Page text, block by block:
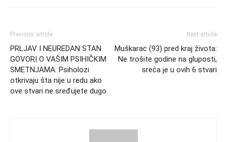
Previous article
PRLJAV I NEUREDAN STAN
GOVORI O VAŠIM PSIHIČKIM
SMETNJAMA: Psiholozi
otkrivaju šta nije u redu ako
ove stvari ne sređujete dugo
Next article
Muškarac (93) pred kraj života:
Ne trošite godine na gluposti,
sreća je u ovih 6 stvari